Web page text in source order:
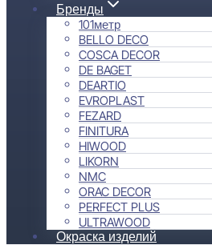
Бренды
101метр
BELLO DECO
COSCA DECOR
DE BAGET
DEARTIO
EVROPLAST
FEZARD
FINITURA
HIWOOD
LIKORN
NMC
ORAC DECOR
PERFECT PLUS
ULTRAWOOD
Окраска изделий